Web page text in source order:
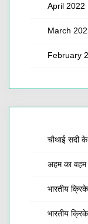
April 2022
March
February
चौथाई सदी
अहम का वहम
भारतीय
भारतीय